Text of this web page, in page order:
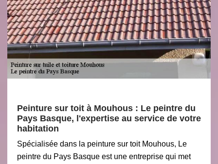
Peinture sur toit à Mouhous : Le peintre du
Pays Basque, l'expertise au service de votre
habitation
Spécialisée dans la peinture sur toit Mouhous, Le
peintre du Pays Basque est une entreprise qui met